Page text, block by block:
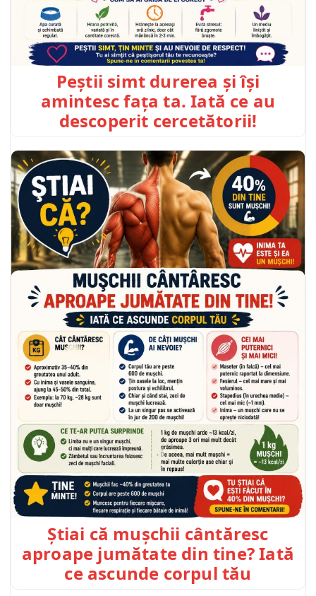
Peștii simt durerea și își
amintesc fața ta. Iată ce au
descoperit cercetătorii!
Știai că mușchii cântăresc
aproape jumătate din tine? Iată
ce ascunde corpul tău